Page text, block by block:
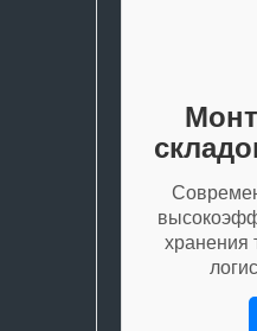
хранения